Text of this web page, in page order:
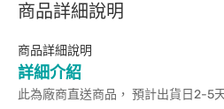
商品詳細說明
商品詳細說明
詳細介紹
此為廠商直送商品， 預計出貨日2-5